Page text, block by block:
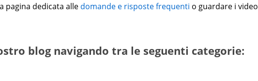
pagina dedicata alle domande e risposte frequenti o guardare i video
blog navigando tra le seguenti categorie: